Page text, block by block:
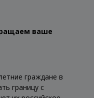
ваше
граждане в
границу с